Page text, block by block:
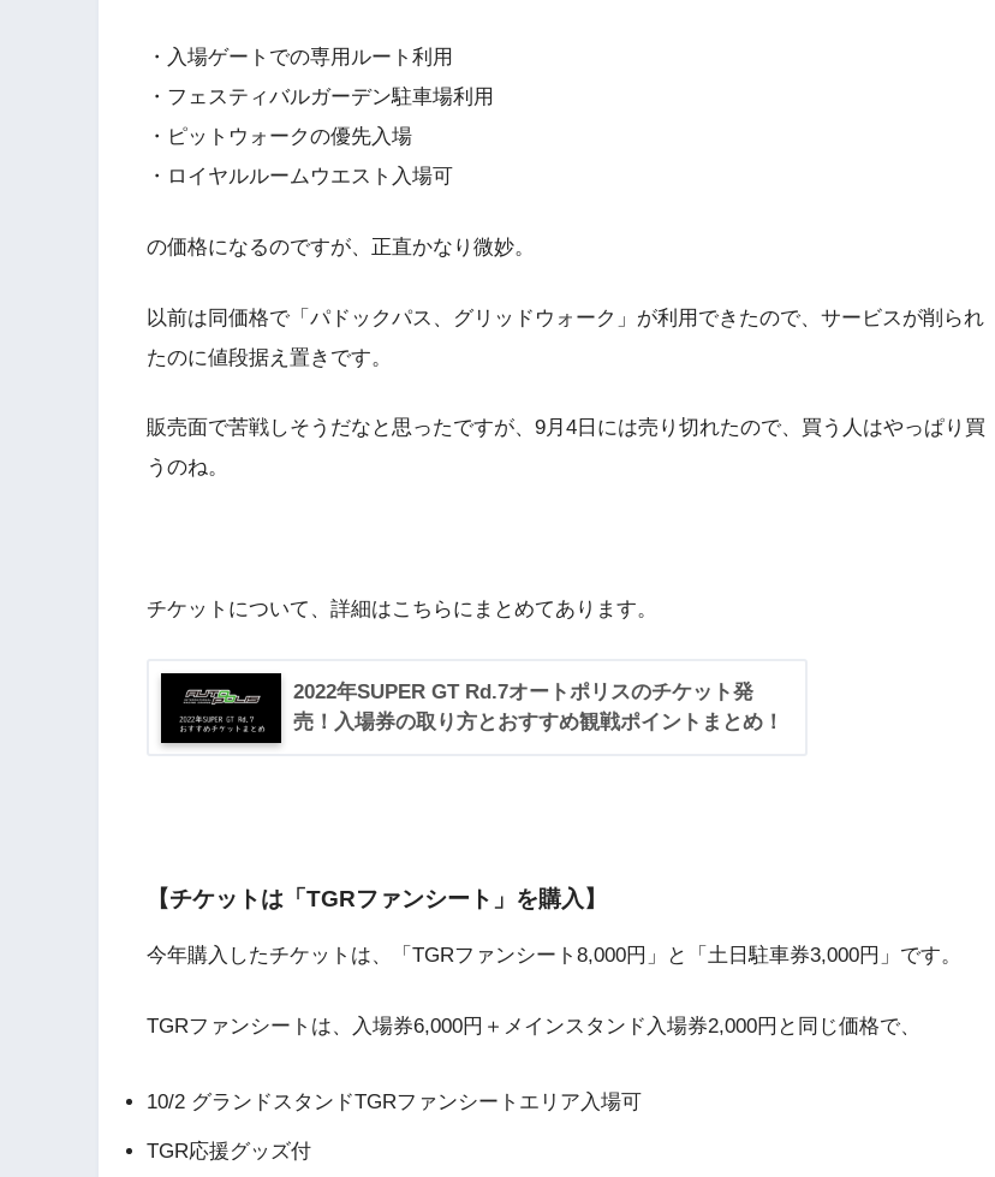
・入場ゲートでの専用ルート利用
・フェスティバルガーデン駐車場利用
・ピットウォークの優先入場
・ロイヤルルームウエスト入場可
の価格になるのですが、正直かなり微妙。
以前は同価格で「パドックパス、グリッドウォーク」が利用できたので、サービスが削られ
たのに値段据え置きです。
販売面で苦戦しそうだなと思ったですが、9月4日には売り切れたので、買う人はやっぱり買
うのね。
チケットについて、詳細はこちらにまとめてあります。
2022年SUPER GT Rd.7オートポリスのチケット発
売！入場券の取り方とおすすめ観戦ポイントまとめ！
【チケットは「TGRファンシート」を購入】
今年購入したチケットは、「TGRファンシート8,000円」と「土日駐車券3,000円」です。
TGRファンシートは、入場券6,000円＋メインスタンド入場券2,000円と同じ価格で、
10/2 グランドスタンドTGRファンシートエリア入場可
TGR応援グッズ付